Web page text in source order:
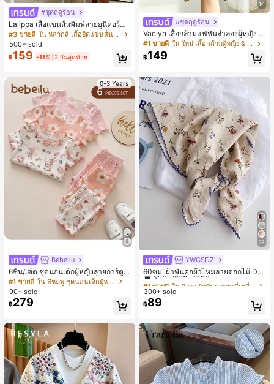
#ชุดฤดูร้อน
Lalippa เสื้อแขนสั้นพิมพ์ลายยูนิคอร์นล
ายทางสีตัดกันสำหรับผู้หญิง สไตล์วิทย
าลัย
#3 ขายดี
ใน หลากสี เสื้อยืดแขนสั้นเนื้อนุ่มสำหรับใส่ทุกวัน
500+ sold
฿159 -11% 2 วันสุดท้าย
0-3 Years
Bebeilu
6ชิ้น/เซ็ต ชุดนอนเด็กผู้หญิงลายการ์ตูน
หมีและดอกไม้ คอกลม แขนสั้น กางเกง
ขาสั้น ขอบระบาย สวมใส่สบาย
#1 ขายดี
ใน สีชมพู ชุดนอนเด็กผู้หญิง
90+ sold
฿279
16
#ชุดฤดูร้อน
Vaclyn เสื้อกล้ามแฟชั่นลำลองผู้หญิง ล
ายแพตช์เวิร์ก แขนกุด คอกลม ติดกระดุ
ม
#1 ขายดี ใน ใหม่ เสื้อกล้ามผู้หญิง & Camis
฿149
23
YWGSDZ
60ซม. ผ้าพันคอผ้าไหมลายดอกไม้ Dit
sy สีเบจ, เครื่องประดับใหม่สำหรับผู้หญิ
งฤดูใบไม้ผลิ/ฤดูใบไม้ร่วง, ผ้าพันคอผืน
บางอเนกประสงค์หรูหรา
#1 ขายดี
ลูกค้ากลับมาซื้อซ้ำ!
#1 ขายดี
ลูกค้ากลับมาซื้อซ้ำ!
#1 ขายดี
ลูกค้ากลับมาซื้อซ้ำ!
#1 ขายดี
ใน สีเบจ ผ้าพันคอทรงสี่เหลี่ยมและผ้าพันคอสำหรับผู้
300+ sold
฿89